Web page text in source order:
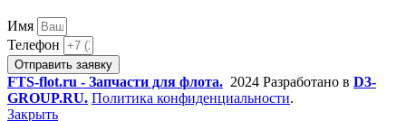
Имя
Телефон
Отправить заявку
FTS-flot.ru - Запчасти для флота. 2024 Разработано в D3-
GROUP.RU. Политика конфиденциальности.
Закрыть